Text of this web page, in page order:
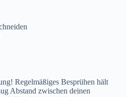
Regelmäßiges Besprühen hält
Abstand zwischen deinen